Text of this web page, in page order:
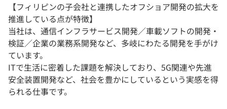
【フィリピンの子会社と連携したオフショア開発の拡大を
推進している点が特徴】
当社は、通信インフラサービス開発／車載ソフトの開発・
検証／企業の業務系開発など、多岐にわたる開発を手がけ
ています。
ITで生活に密着した課題を解決しており、5G関連や先進
安全装置開発など、社会を豊かにしているという実感を得
られる仕事です。